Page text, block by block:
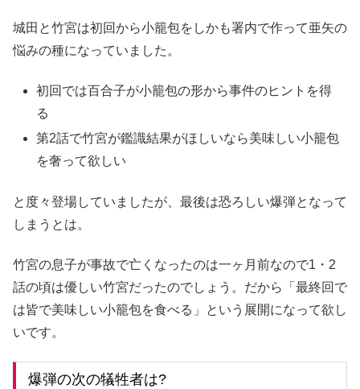
城田と竹宮は初回から小籠包をしかも署内で作って亜矢の
悩みの種になっていました。
初回では百合子が小籠包の形から事件のヒントを得
る
第2話で竹宮が鑑識結果がほしいなら美味しい小籠包
を奢って欲しい
と度々登場していましたが、最後は恐ろしい爆弾となって
しまうとは。
竹宮の息子が事故で亡くなったのは一ヶ月前なので1・2
話の頃は優しい竹宮だったのでしょう。だから「最終回で
は皆で美味しい小籠包を食べる」という展開になって欲し
いです。
爆弾の次の犠牲者は?